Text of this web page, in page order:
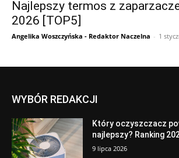
Najlepszy termos z
2026 [TOP5]
Angelika Woszczyńska - Redaktor Naczelna - 1
WYBÓR REDAKCJI
Który oczyszczacz
najlepszy? Ranking
9 lipca 2026